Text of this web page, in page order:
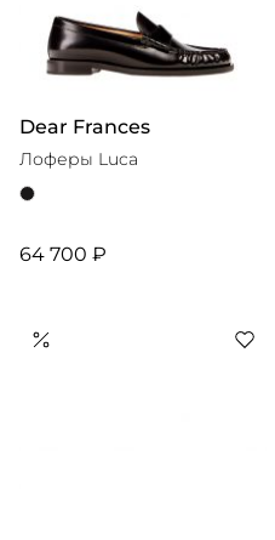
Dear Frances
Лоферы Luca
64 700 ₽